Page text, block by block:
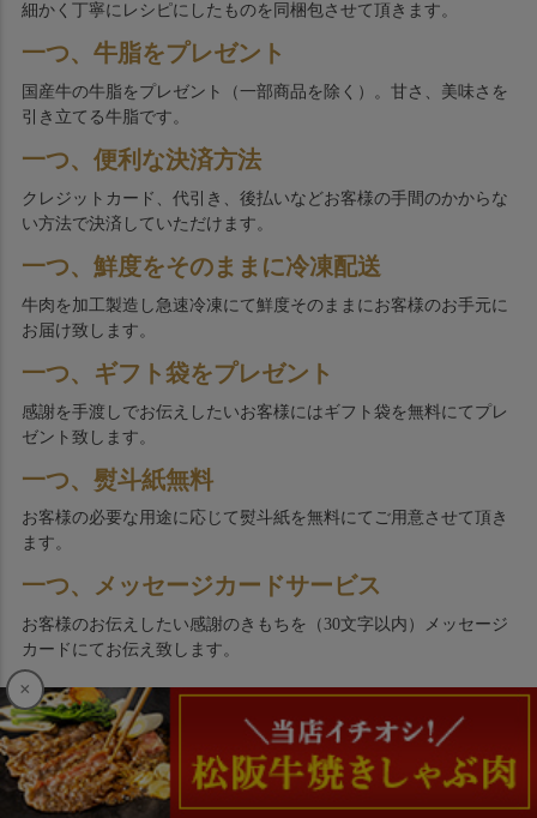
細かく丁寧にレシピにしたものを同梱包させて頂きます。
一つ、牛脂をプレゼント
国産牛の牛脂をプレゼント（一部商品を除く）。甘さ、美味さを
引き立てる牛脂です。
一つ、便利な決済方法
クレジットカード、代引き、後払いなどお客様の手間のかからな
い方法で決済していただけます。
一つ、鮮度をそのままに冷凍配送
牛肉を加工製造し急速冷凍にて鮮度そのままにお客様のお手元に
お届け致します。
一つ、ギフト袋をプレゼント
感謝を手渡しでお伝えしたいお客様にはギフト袋を無料にてプレ
ゼント致します。
一つ、熨斗紙無料
お客様の必要な用途に応じて熨斗紙を無料にてご用意させて頂き
ます。
一つ、メッセージカードサービス
お客様のお伝えしたい感謝のきもちを（30文字以内）メッセージ
カードにてお伝え致します。
メルマガ購読・会員登録
×